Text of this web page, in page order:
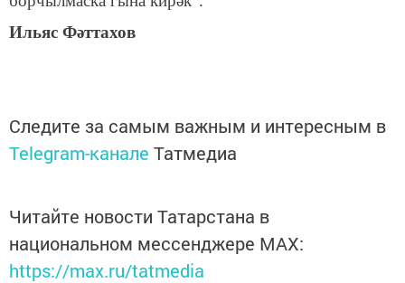
Ильяс Фәттахов
Следите за самым важным и интересным в
Telegram-канале Татмедиа
Читайте новости Татарстана в
национальном мессенджере MАХ:
https://max.ru/tatmedia